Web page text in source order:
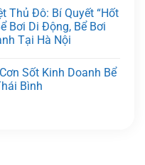
Thủ Đô: Bí Quyết “Hốt
Bơi Di Động, Bể Bơi
Tại Hà Nội
Sốt Kinh Doanh Bể
Bình